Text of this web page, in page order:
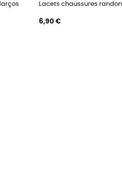
Lacets chaussures
6,90 €